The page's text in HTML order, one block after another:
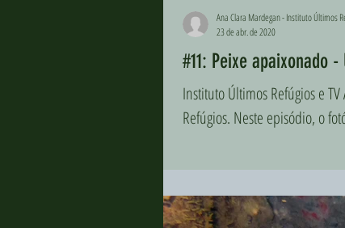
Instituto Últimos Refúgios e
Refúgios. Neste episódio, o
Ana Clara Mardegan - Instituto Últimos
23 de abr. de 2020